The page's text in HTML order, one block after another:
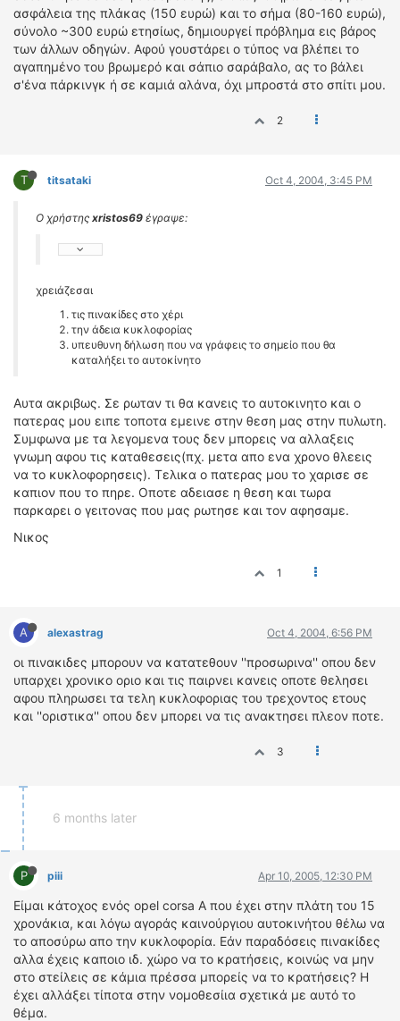
ασφάλεια της πλάκας (150 ευρώ) και το σήμα (80-160 ευρώ),
σύνολο ~300 ευρώ ετησίως, δημιουργεί πρόβλημα εις βάρος
των άλλων οδηγών. Αφού γουστάρει ο τύπος να βλέπει το
αγαπημένο του βρωμερό και σάπιο σαράβαλο, ας το βάλει
σ'ένα πάρκινγκ ή σε καμιά αλάνα, όχι μπροστά στο σπίτι μου.
2
T titsataki Oct 4, 2004, 3:45 PM
Ο χρήστης xristos69 έγραψε:
χρειάζεσαι
τις πινακίδες στο χέρι
την άδεια κυκλοφορίας
υπευθυνη δήλωση που να γράφεις το σημείο που θα
καταλήξει το αυτοκίνητο
Αυτα ακριβως. Σε ρωταν τι θα κανεις το αυτοκινητο και ο
πατερας μου ειπε τοποτα εμεινε στην θεση μας στην πυλωτη.
Συμφωνα με τα λεγομενα τους δεν μπορεις να αλλαξεις
γνωμη αφου τις καταθεσεις(πχ. μετα απο ενα χρονο θλεεις
να το κυκλοφορησεις). Τελικα ο πατερας μου το χαρισε σε
καπιον που το πηρε. Οποτε αδειασε η θεση και τωρα
παρκαρει ο γειτονας που μας ρωτησε και τον αφησαμε.
Νικος
1
A alexastrag Oct 4, 2004, 6:56 PM
οι πινακιδες μπορουν να κατατεθουν ''προσωρινα'' οπου δεν
υπαρχει χρονικο οριο και τις παιρνει κανεις οποτε θελησει
αφου πληρωσει τα τελη κυκλοφοριας του τρεχοντος ετους
και ''οριστικα'' οπου δεν μπορει να τις ανακτησει πλεον ποτε.
3
6 months later
P piii Apr 10, 2005, 12:30 PM
Είμαι κάτοχος ενός opel corsa A που έχει στην πλάτη του 15
χρονάκια, και λόγω αγοράς καινούργιου αυτοκινήτου θέλω να
το αποσύρω απο την κυκλοφορία. Εάν παραδόσεις πινακίδες
αλλα έχεις καποιο ιδ. χώρο να το κρατήσεις, κοινώς να μην
στο στείλεις σε κάμια πρέσσα μπορείς να το κρατήσεις? Η
έχει αλλάξει τίποτα στην νομοθεσίια σχετικά με αυτό το
θέμα.